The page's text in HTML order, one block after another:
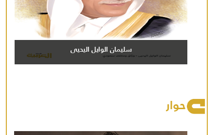
سليمان الوايل اليحيى
حوار